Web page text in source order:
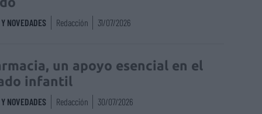
NOVEDADES Redacción 31/07/2026
un apoyo esencial en el
infantil
NOVEDADES Redacción 30/07/2026